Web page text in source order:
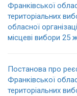
Франківської
територіальних
обласної
місцеві вибори 25
Постанова про
Франківської
територіальних